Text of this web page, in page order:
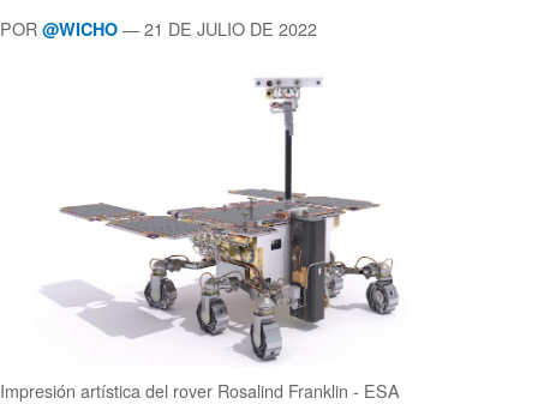
POR @WICHO — 21 DE JULIO DE 2022
Impresión artística del rover Rosalind Franklin - ESA